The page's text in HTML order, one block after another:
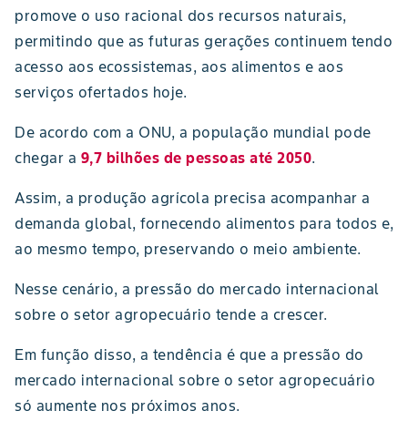
promove o uso racional dos recursos naturais,
permitindo que as futuras gerações continuem tendo
acesso aos ecossistemas, aos alimentos e aos
serviços ofertados hoje.
De acordo com a ONU, a população mundial pode
chegar a 9,7 bilhões de pessoas até 2050.
Assim, a produção agrícola precisa acompanhar a
demanda global, fornecendo alimentos para todos e,
ao mesmo tempo, preservando o meio ambiente.
Nesse cenário, a pressão do mercado internacional
sobre o setor agropecuário tende a crescer.
Em função disso, a tendência é que a pressão do
mercado internacional sobre o setor agropecuário
só aumente nos próximos anos.